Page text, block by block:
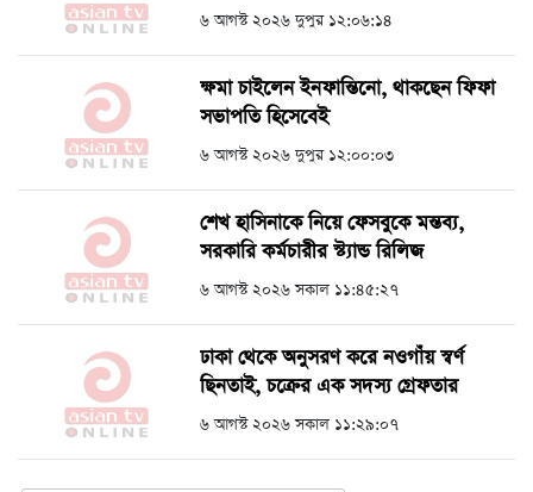
৬ আগস্ট ২০২৬ দুপুর ১২:০৬:১৪
ক্ষমা চাইলেন ইনফান্তিনো, থাকছেন ফিফা
সভাপতি হিসেবেই
৬ আগস্ট ২০২৬ দুপুর ১২:০০:০৩
শেখ হাসিনাকে নিয়ে ফেসবুকে মন্তব্য,
সরকারি কর্মচারীর স্ট্যান্ড রিলিজ
৬ আগস্ট ২০২৬ সকাল ১১:৪৫:২৭
ঢাকা থেকে অনুসরণ করে নওগাঁয় স্বর্ণ
ছিনতাই, চক্রের এক সদস্য গ্রেফতার
৬ আগস্ট ২০২৬ সকাল ১১:২৯:০৭